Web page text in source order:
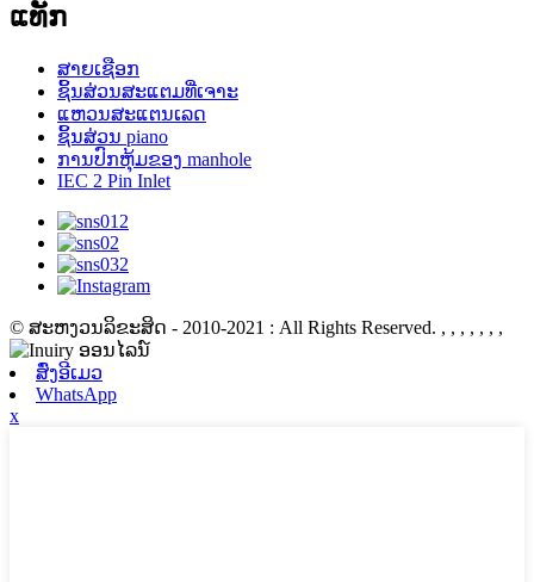
ແທັກ
ສາຍເຊືອກ
ຊິ້ນສ່ວນສະແຕມທີ່ເຈາະ
ແຫວນສະແຕນເລດ
ຊິ້ນສ່ວນ piano
ການປົກຫຸ້ມຂອງ manhole
IEC 2 Pin Inlet
© ສະຫງວນລິຂະສິດ - 2010-2021 : All Rights Reserved. , , , , , , ,
ສົ່ງອີເມວ
WhatsApp
x